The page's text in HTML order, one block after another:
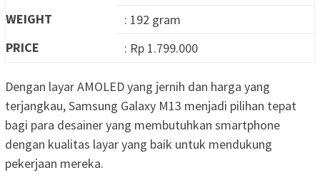
WEIGHT
: 192 gram
PRICE
: Rp 1.799.000
Dengan layar AMOLED yang jernih dan harga yang
terjangkau, Samsung Galaxy M13 menjadi pilihan tepat
bagi para desainer yang membutuhkan smartphone
dengan kualitas layar yang baik untuk mendukung
pekerjaan mereka.